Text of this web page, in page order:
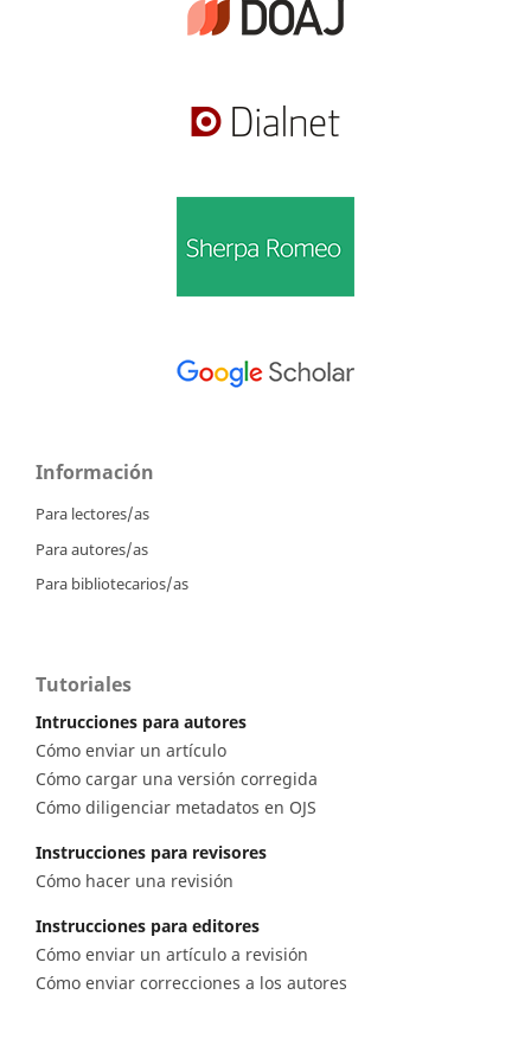
Información
Para lectores/as
Para autores/as
Para bibliotecarios/as
Tutoriales
Intrucciones para autores
Cómo enviar un artículo
Cómo cargar una versión corregida
Cómo diligenciar metadatos en OJS
Instrucciones para revisores
Cómo hacer una revisión
Instrucciones para editores
Cómo enviar un artículo a revisión
Cómo enviar correcciones a los autores